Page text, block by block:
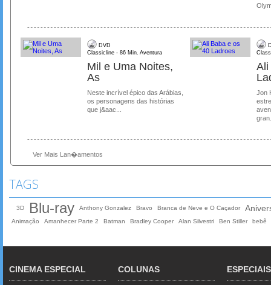
DVD
Classicline - 86 Min. Aventura
Mil e Uma Noites,
As
Neste incrível épico das Arábias,
os personagens das histórias
que j&aac...
Ali
Jon
Ver Mais Lan�amentos
TAGS
3D Blu-ray Anthony Gonzalez Bravo Branca de Neve e O Caçador
Animação Amanhecer Parte 2 Batman Bradley Cooper Alan Silvestri Ben Stiller bebê
CINEMA ESPECIAL COLUNAS ESPECIAIS